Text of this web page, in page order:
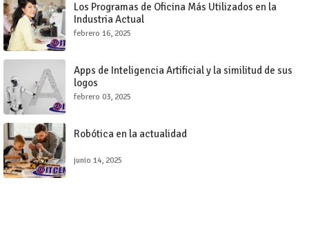
Los Programas de Oficina Más Utilizados en la
Industria Actual
febrero 16, 2025
Apps de Inteligencia Artificial y la similitud de sus
logos
febrero 03, 2025
Robótica en la actualidad
junio 14, 2025